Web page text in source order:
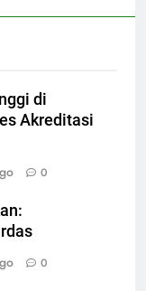
di
Akreditasi
0
0